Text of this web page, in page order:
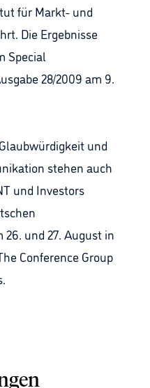
für Markt- und
Die Ergebnisse
Special
28/2009 am 9.
und
stehen auch
und Investors
und 27. August in
Conference Group